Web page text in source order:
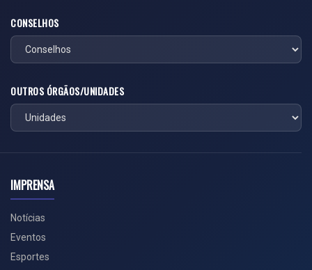
CONSELHOS
OUTROS ÓRGÃOS/UNIDADES
IMPRENSA
Notícias
Eventos
Esportes